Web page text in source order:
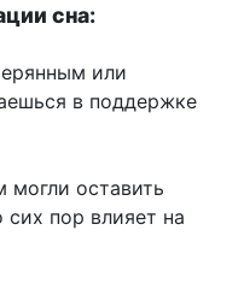
сна:
или
в поддержке
оставить
сих пор влияет на